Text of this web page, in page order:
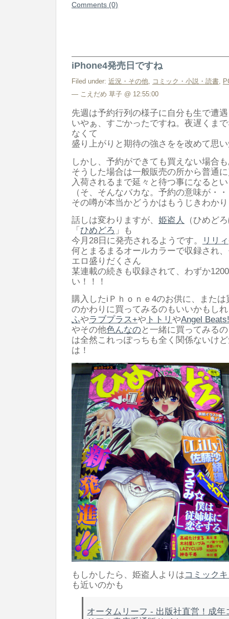
Comments (0)
iPhone4発売日ですね
Filed under: 近況・その他 コミック・小説・読書
— こえだめ 草子 @ 12:55:00
先週は予約行列の様子に自分も生で遭
いやぁ、すごかったですね。夜遅くま
なくて
盛り上がりと期待の強さをを改めて思
しかし、予約ができても買えない場合
そうした場合は一般販売の所から普通
入荷されるまで延々と待つ事になると
（そ、そんなバカな。予約の意味が・
その噂が本当かどうかはもうじきわか
話しは変わりますが、 姫盗人
（ひめど
「ひめどろ 」も
今月28日に発売されるようです。
リリィ
何とまるまるオールカラーで収録され
エロ盛りだくさん
某連載の続きも収録されて、わずか
い！！！
購入したiＰｈｏｎｅ4のお供に、または
のかわりに買ってみるのもいいかもし
ふやラブプラス+や トトリ やAngel Beats!
やその他色んなのと一緒に買ってみる
は全然これっぽっちも全く関係ないけ
は！
もしかしたら、姫盗人よりはコミック
も近いのかも
オータムリーフ - 出版社直営！成年